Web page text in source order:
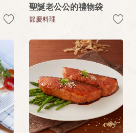
聖誕老公公的禮物袋
節慶料理